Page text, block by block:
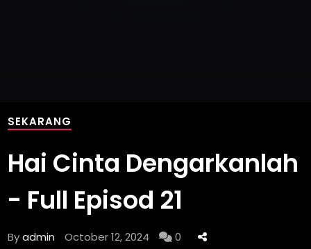
SEKARANG
Hai Cinta Dengarkanlah
- Full Episod 21
Byadmin October 12, 2024 0